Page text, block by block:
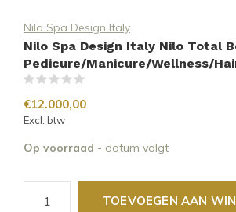
Nilo Spa Design Italy
Nilo Spa Design Italy Nilo Total
Pedicure/Manicure/Wellness/
€12.000,00
Excl. btw
Op voorraad - datum volgt
TOEVOEGEN AAN